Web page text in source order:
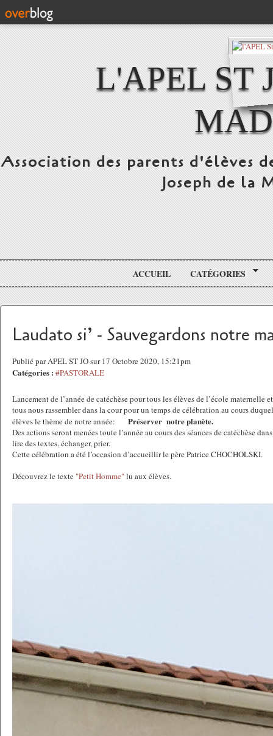
L'APEL ST
Association des parents d'élèves
Joseph de la
ACCUEIL CATÉGORIES
Laudato si’ - Sauvegardons notre
Publié par APEL ST JO sur 17 Octobre 2020, 15:21pm
Catégories : #PASTORALE
Lancement de l’année de catéchèse pour tous les élèves de l’école maternelle
tous nous rassembler dans la cour pour un temps de célébration au cours
élèves le thème de notre année:
Préserver notre planète.
Des actions seront menées toute l’année au cours des séances de catéchèse
lire des textes, échanger, prier.
Cette célébration a été l’occasion d’accueillir le père Patrice CHOCHOLSKI.
Découvrez le texte "Petit Homme"lu aux élèves.